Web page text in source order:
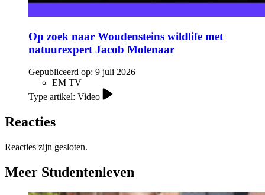
Op zoek naar Woudensteins wildlife met
natuurexpert Jacob Molenaar
Gepubliceerd op: 9 juli 2026
EM TV
Type artikel: Video
Reacties
Reacties zijn gesloten.
Meer Studentenleven